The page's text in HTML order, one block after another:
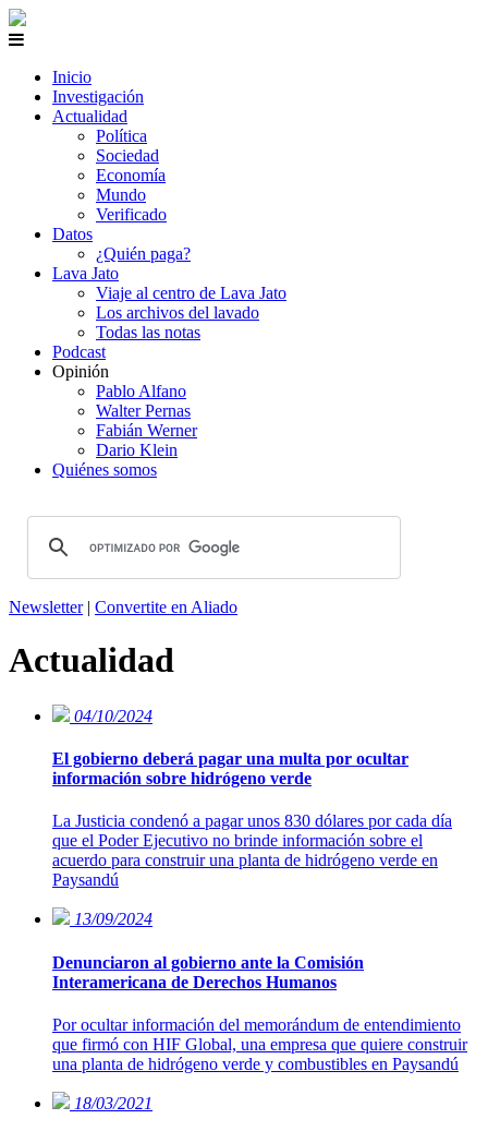
Inicio
Investigación
Actualidad
Política
Sociedad
Economía
Mundo
Verificado
Datos
¿Quién paga?
Lava Jato
Viaje al centro de Lava Jato
Los archivos del lavado
Todas las notas
Podcast
Opinión
Pablo Alfano
Walter Pernas
Fabián Werner
Dario Klein
Quiénes somos
Newsletter| Convertite en Aliado
Actualidad
04/10/2024
El gobierno deberá pagar una multa por ocultar
información sobre hidrógeno verde
La Justicia condenó a pagar unos 830 dólares por cada día
que el Poder Ejecutivo no brinde información sobre el
acuerdo para construir una planta de hidrógeno verde en
Paysandú
13/09/2024
Denunciaron al gobierno ante la Comisión
Interamericana de Derechos Humanos
Por ocultar información del memorándum de entendimiento
que firmó con HIF Global, una empresa que quiere construir
una planta de hidrógeno verde y combustibles en Paysandú
18/03/2021